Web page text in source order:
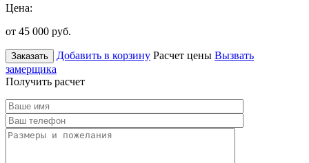
Цена:
от 45 000 руб.
Заказать Добавить в корзину Расчет цены Вызвать
замерщика
Получить расчет